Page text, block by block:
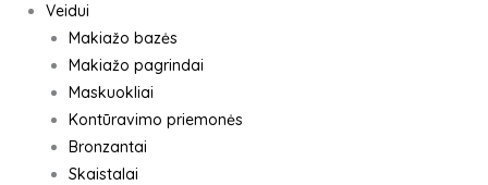
Veidui
Makiažo bazės
Makiažo pagrindai
Maskuokliai
Kontūravimo priemonės
Bronzantai
Skaistalai